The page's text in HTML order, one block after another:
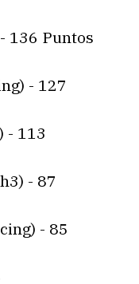
136 Puntos
- 127
- 113
- 87
- 85